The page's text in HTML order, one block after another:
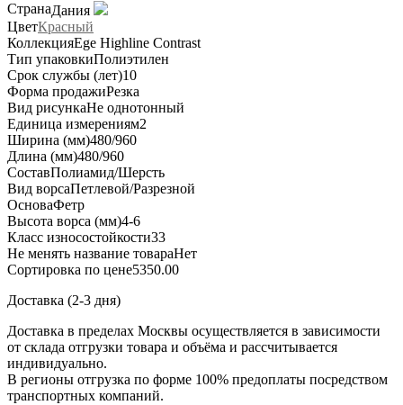
СтранаДания
ЦветКрасный
КоллекцияEge Highline Contrast
Тип упаковкиПолиэтилен
Срок службы (лет)10
Форма продажиРезка
Вид рисункаНе однотонный
Единица измерениям2
Ширина (мм)480/960
Длина (мм)480/960
СоставПолиамид/Шерсть
Вид ворсаПетлевой/Разрезной
ОсноваФетр
Высота ворса (мм)4-6
Класс износостойкости33
Не менять название товараНет
Сортировка по цене5350.00
Доставка (2-3 дня)
Доставка в пределах Москвы осуществляется в зависимости
от склада отгрузки товара и объёма и рассчитывается
индивидуально.
В регионы отгрузка по форме 100% предоплаты посредством
транспортных компаний.